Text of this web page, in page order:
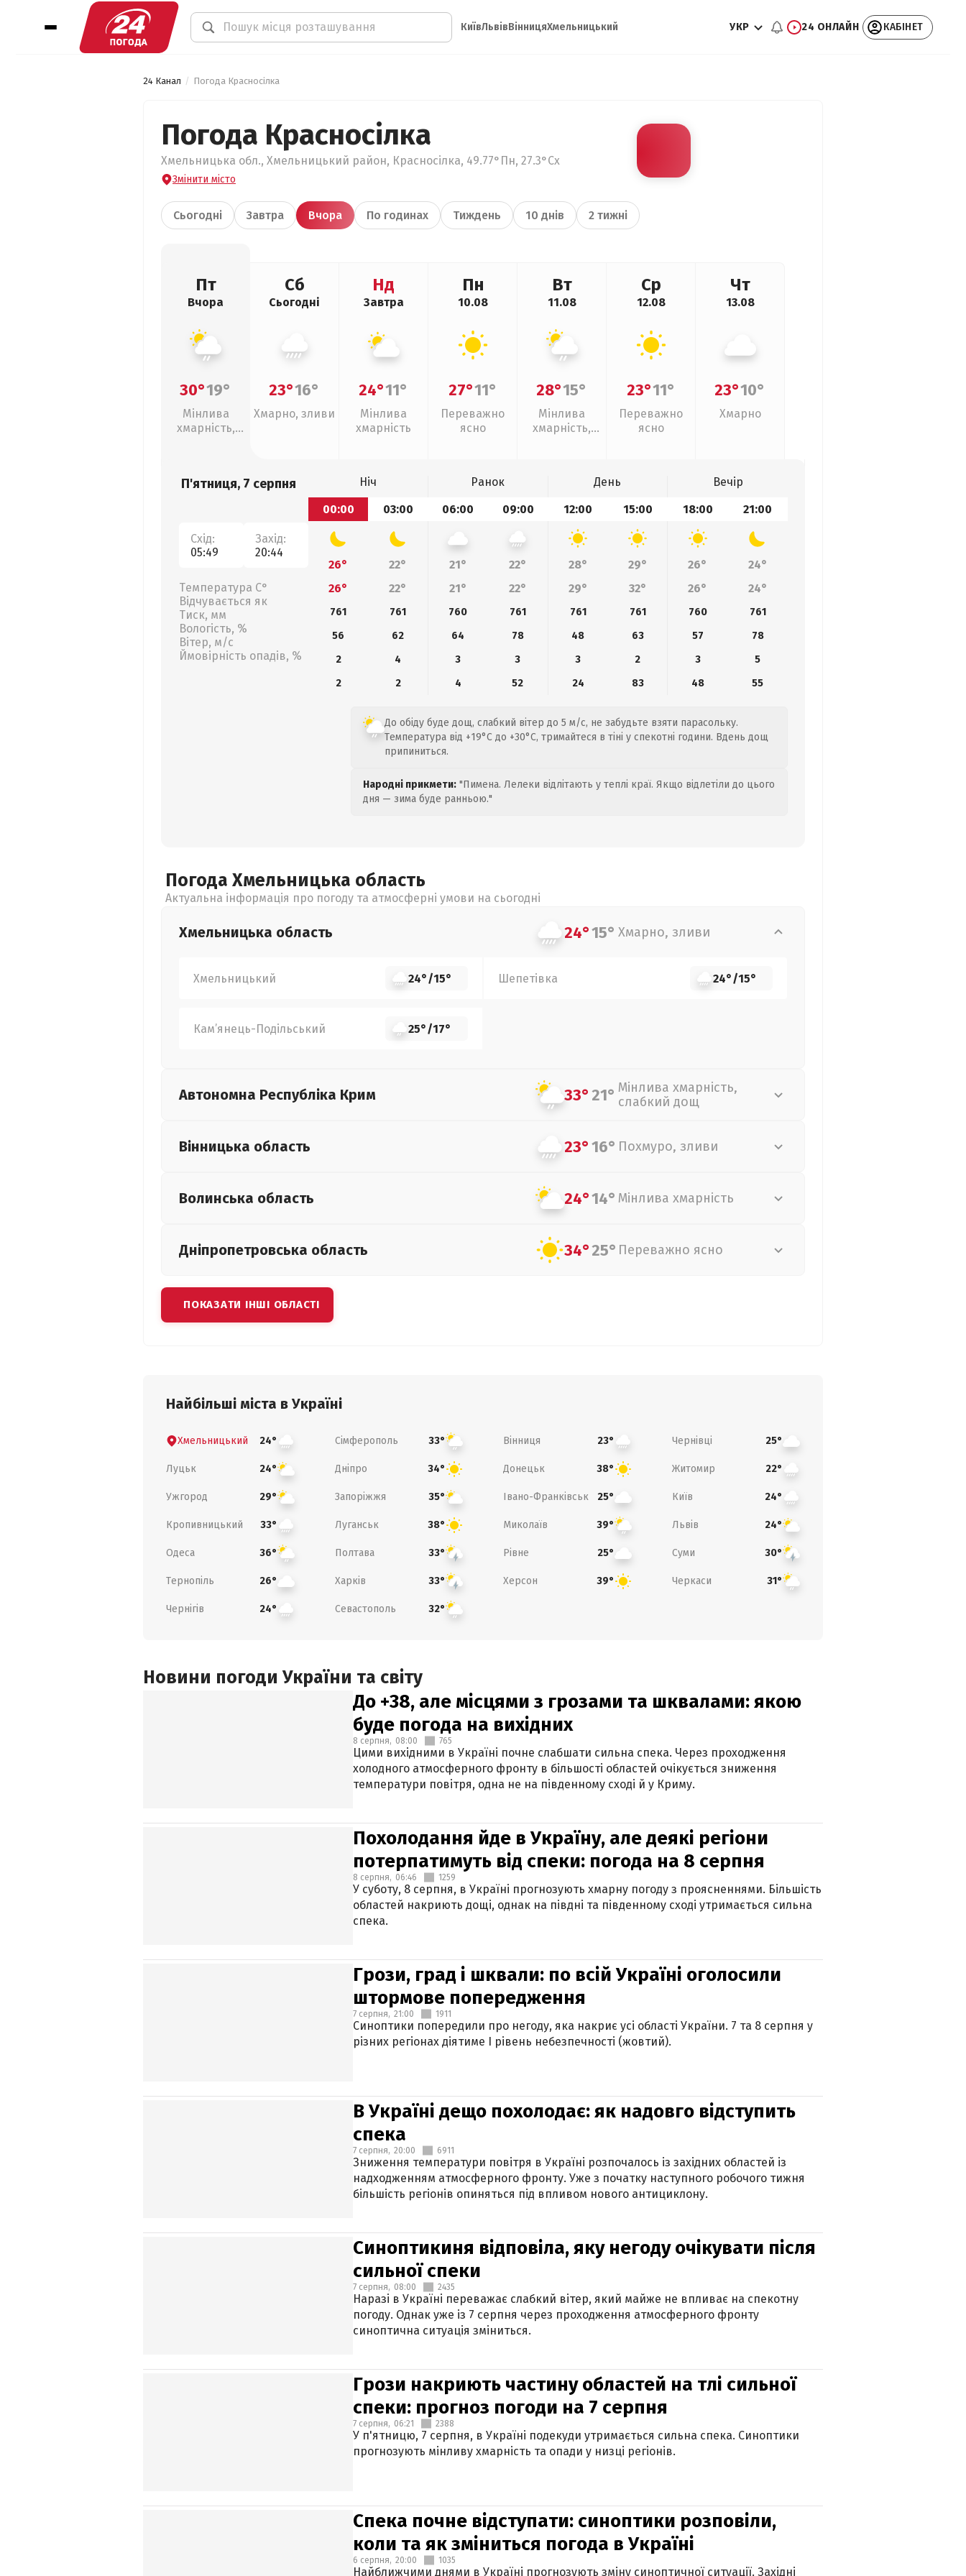
КиївЛьвівВінницяХмельницький УКР 24 ОНЛАЙН КАБІНЕТ
24 Канал Погода Красносілка
Погода Красносілка
Хмельницька обл., Хмельницький район, Красносілка, 49.77°Пн, 27.3°Сх
Змінити місто
Сьогодні Завтра Вчора По годинах Тиждень 10 днів 2 тижні
Пт
Вчора
30°19°
Мінлива
хмарність,
Сб
Сьогодні
23°16°
Хмарно, зливи
Нд
Завтра
24°11°
Мінлива
хмарність
Пн
10.08
27°11°
Переважно
ясно
Вт
11.08
28°15°
Мінлива
хмарність,
Ср
12.08
23°11°
Переважно
ясно
Чт
13.08
23°10°
Хмарно
П'ятниця, 7 серпня
Схід:
05:49
Захід:
20:44
Температура С°
Відчувається як
Тиск, мм
Вологість, %
Вітер, м/с
Ймовірність опадів, %
Ніч Ранок День
Вечір
00:00
03:00 06:00 09:00 12:00 15:00 18:00 21:00
26° 22° 21° 22° 28° 29° 26°
24°
26°
22° 21° 22° 29° 32° 26° 24°
761 761 760 761 761 761 760
761
56
62 64 78 48 63 57
78
2
4 3 3 3 2 3
5
2
2 4 52 24 83 48 55
До обіду буде дощ, слабкий вітер до 5 м/с, не забудьте взяти парасольку.
Температура від +19°C до +30°C, тримайтеся в тіні у спекотні години. Вдень дощ
припиниться.
Народні прикмети: "Пимена. Лелеки відлітають у теплі краї. Якщо відлетіли до цього
дня — зима буде ранньою."
Погода Хмельницька область
Актуальна інформація про погоду та атмосферні умови на сьогодні
Хмельницька область 24°15° Хмарно, зливи
Хмельницький 24°/15° Шепетівка 24°/15°
Кам’янець-Подільський 25°/17°
Автономна Республіка Крим 33°21° Мінлива хмарність,
слабкий дощ
Вінницька область 23°16° Похмуро, зливи
Волинська область 24°14° Мінлива хмарність
Дніпропетровська область 34°25° Переважно ясно
ПОКАЗАТИ ІНШІ ОБЛАСТІ
Найбільші міста в Україні
Хмельницький 24° Сімферополь 33° Вінниця 23° Чернівці 25°
Луцьк 24° Дніпро 34° Донецьк 38° Житомир 22°
Ужгород 29° Запоріжжя 35° Івано-Франківськ 25° Київ 24°
Кропивницький 33° Луганськ 38° Миколаїв 39° Львів 24°
Одеса 36° Полтава 33° Рівне 25° Суми 30°
Тернопіль 26° Харків 33° Херсон 39° Черкаси 31°
Чернігів 24° Севастополь 32°
Новини погоди України та світу
До +38, але місцями з грозами та шквалами: якою
буде погода на вихідних
8 серпня, 08:00 765
Цими вихідними в Україні почне слабшати сильна спека. Через проходження
холодного атмосферного фронту в більшості областей очікується зниження
температури повітря, одна не на південному сході й у Криму.
Похолодання йде в Україну, але деякі регіони
потерпатимуть від спеки: погода на 8 серпня
8 серпня, 06:46 1259
У суботу, 8 серпня, в Україні прогнозують хмарну погоду з проясненнями. Більшість
областей накриють дощі, однак на півдні та південному сході утримається сильна
спека.
Грози, град і шквали: по всій Україні оголосили
штормове попередження
7 серпня, 21:00 1911
Синоптики попередили про негоду, яка накриє усі області України. 7 та 8 серпня у
різних регіонах діятиме І рівень небезпечності (жовтий).
В Україні дещо похолодає: як надовго відступить
спека
7 серпня, 20:00 6911
Зниження температури повітря в Україні розпочалось із західних областей із
надходженням атмосферного фронту. Уже з початку наступного робочого тижня
більшість регіонів опиняться під впливом нового антициклону.
Синоптикиня відповіла, яку негоду очікувати після
сильної спеки
7 серпня, 08:00 2435
Наразі в Україні переважає слабкий вітер, який майже не впливає на спекотну
погоду. Однак уже із 7 серпня через проходження атмосферного фронту
синоптична ситуація зміниться.
Грози накриють частину областей на тлі сильної
спеки: прогноз погоди на 7 серпня
7 серпня, 06:21 2388
У п'ятницю, 7 серпня, в Україні подекуди утримається сильна спека. Синоптики
прогнозують мінливу хмарність та опади у низці регіонів.
Спека почне відступати: синоптики розповіли,
коли та як зміниться погода в Україні
6 серпня, 20:00 1035
Найближчими днями в Україні прогнозують зміну синоптичної ситуації. Західні